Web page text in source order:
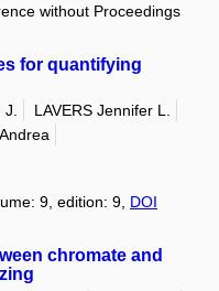
without Proceedings
for quantifying
J.
LAVERS Jennifer L.
9, edition: 9, DOI
chromate and